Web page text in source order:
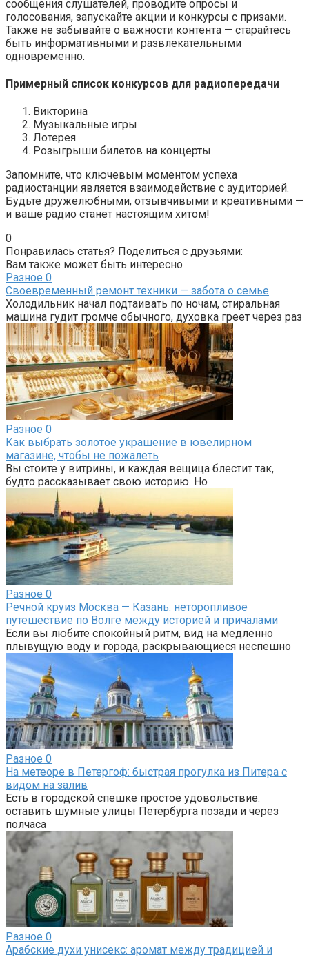
сообщения слушателей, проводите опросы и
голосования, запускайте акции и конкурсы с призами.
Также не забывайте о важности контента — старайтесь
быть информативными и развлекательными
одновременно.
Примерный список конкурсов для радиопередачи
Викторина
Музыкальные игры
Лотерея
Розыгрыши билетов на концерты
Запомните, что ключевым моментом успеха
радиостанции является взаимодействие с аудиторией.
Будьте дружелюбными, отзывчивыми и креативными —
и ваше радио станет настоящим хитом!
0
Понравилась статья? Поделиться с друзьями:
Вам также может быть интересно
Разное 0
Своевременный ремонт техники — забота о семье
Холодильник начал подтаивать по ночам, стиральная
машина гудит громче обычного, духовка греет через раз
Разное 0
Как выбрать золотое украшение в ювелирном
магазине, чтобы не пожалеть
Вы стоите у витрины, и каждая вещица блестит так,
будто рассказывает свою историю. Но
Разное 0
Речной круиз Москва — Казань: неторопливое
путешествие по Волге между историей и причалами
Если вы любите спокойный ритм, вид на медленно
плывущую воду и города, раскрывающиеся неспешно
Разное 0
На метеоре в Петергоф: быстрая прогулка из Питера с
видом на залив
Есть в городской спешке простое удовольствие:
оставить шумные улицы Петербурга позади и через
полчаса
Разное 0
Арабские духи унисекс: аромат между традицией и